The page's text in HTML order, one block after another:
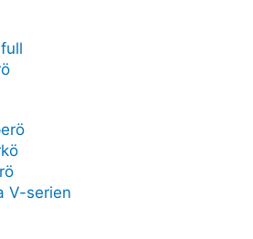
V-serien